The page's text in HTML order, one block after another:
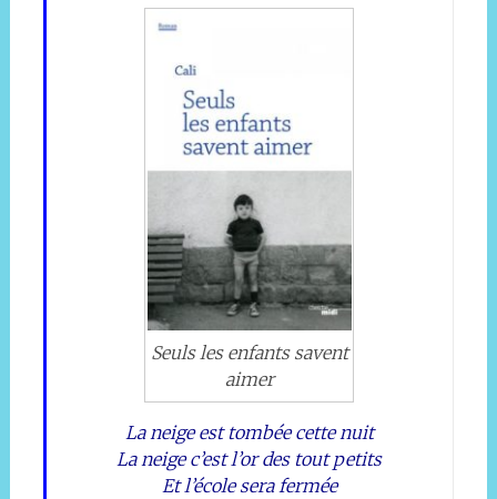
Seuls les enfants savent
aimer
La neige est tombée cette nuit
La neige c’est l’or des tout petits
Et l’école sera fermée